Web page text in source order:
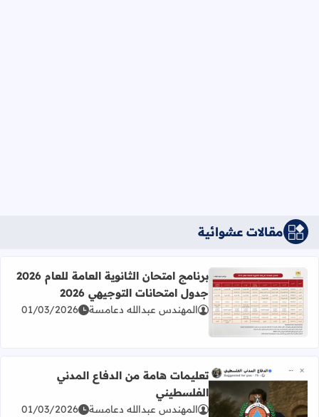
مقالات عشوائية
اقرأ المزيد عن برنامج امتحان الثانوية العامة للعام 2026 جدول امتحانات التوجيهي 2026
برنامج امتحان الثانوية العامة للعام 2026
جدول امتحانات التوجيهي 2026
المهندس عبدالله دعامسة 01/03/2026
تعليمات هامة من الدفاع المدني
الفلسطيني
المهندس عبدالله دعامسة 01/03/2026